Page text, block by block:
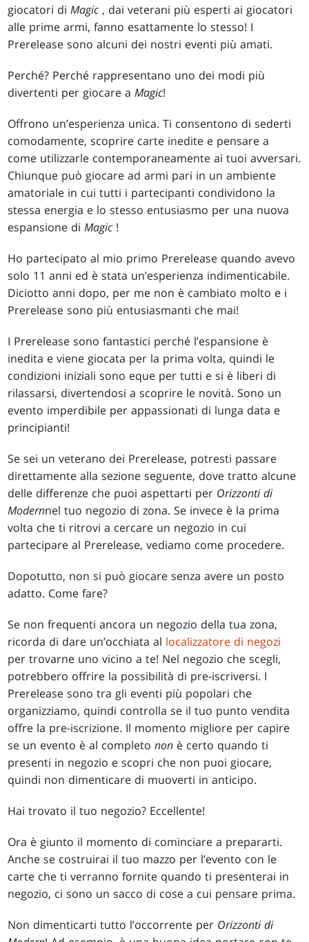
giocatori diMagic , dai veterani più esperti ai giocatori
alle prime armi, fanno esattamente lo stesso! I
Prerelease sono alcuni dei nostri eventi più amati.
Perché? Perché rappresentano uno dei modi più
divertenti per giocare aMagic!
Offrono un’esperienza unica. Ti consentono di sederti
comodamente, scoprire carte inedite e pensare a
come utilizzarle contemporaneamente ai tuoi avversari.
Chiunque può giocare ad armi pari in un ambiente
amatoriale in cui tutti i partecipanti condividono la
stessa energia e lo stesso entusiasmo per una nuova
espansione diMagic !
Ho partecipato al mio primo Prerelease quando avevo
solo 11 anni ed è stata un’esperienza indimenticabile.
Diciotto anni dopo, per me non è cambiato molto e i
Prerelease sono più entusiasmanti che mai!
I Prerelease sono fantastici perché l’espansione è
inedita e viene giocata per la prima volta, quindi le
condizioni iniziali sono eque per tutti e si è liberi di
rilassarsi, divertendosi a scoprire le novità. Sono un
evento imperdibile per appassionati di lunga data e
principianti!
Se sei un veterano dei Prerelease, potresti passare
direttamente alla sezione seguente, dove tratto alcune
delle differenze che puoi aspettarti per Orizzonti di
Modernnel tuo negozio di zona. Se invece è la prima
volta che ti ritrovi a cercare un negozio in cui
partecipare al Prerelease, vediamo come procedere.
Dopotutto, non si può giocare senza avere un posto
adatto. Come fare?
Se non frequenti ancora un negozio della tua zona,
ricorda di dare un’occhiata al localizzatore di negozi
per trovarne uno vicino a te! Nel negozio che scegli,
potrebbero offrire la possibilità di pre-iscriversi. I
Prerelease sono tra gli eventi più popolari che
organizziamo, quindi controlla se il tuo punto vendita
offre la pre-iscrizione. Il momento migliore per capire
se un evento è al completonon è certo quando ti
presenti in negozio e scopri che non puoi giocare,
quindi non dimenticare di muoverti in anticipo.
Hai trovato il tuo negozio? Eccellente!
Ora è giunto il momento di cominciare a prepararti.
Anche se costruirai il tuo mazzo per l’evento con le
carte che ti verranno fornite quando ti presenterai in
negozio, ci sono un sacco di cose a cui pensare prima.
Non dimenticarti tutto l’occorrente per Orizzonti di